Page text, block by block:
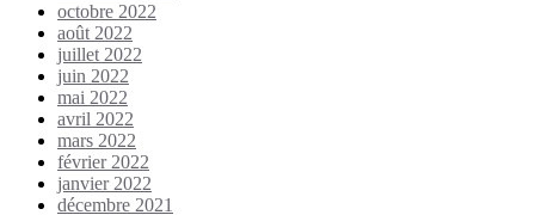
octobre 2022
août 2022
juillet 2022
juin 2022
mai 2022
avril 2022
mars 2022
février 2022
janvier 2022
décembre 2021